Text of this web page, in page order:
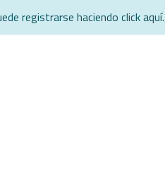
registrarse haciendo clickaquí.